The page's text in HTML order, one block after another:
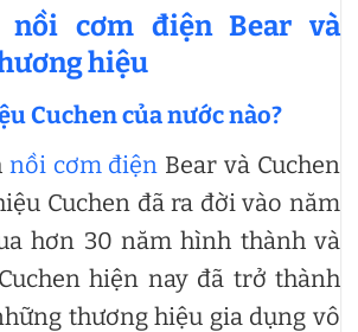
nồi cơm điện Bear và
hiệu
Cuchen của nước nào?
nồi cơm điện Bear và Cuchen
Cuchen đã ra đời vào năm
hơn 30 năm hình thành và
hiện nay đã trở thành
thương hiệu gia dụng vô